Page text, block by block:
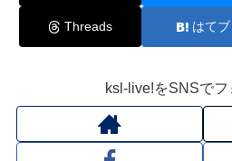
Threads はてブ
ksl-live!をSNSでフ